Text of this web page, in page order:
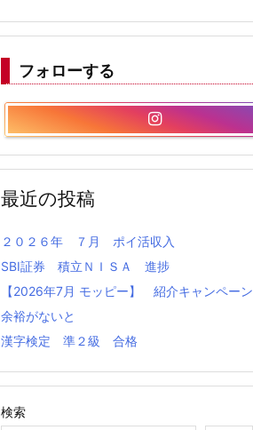
フォローする
最近の投稿
２０２６年 ７月 ポイ活収入
SBI証券 積立ＮＩＳＡ 進捗
【2026年7月 モッピー】 紹介キャンペーン
余裕がないと
漢字検定 準２級 合格
検索